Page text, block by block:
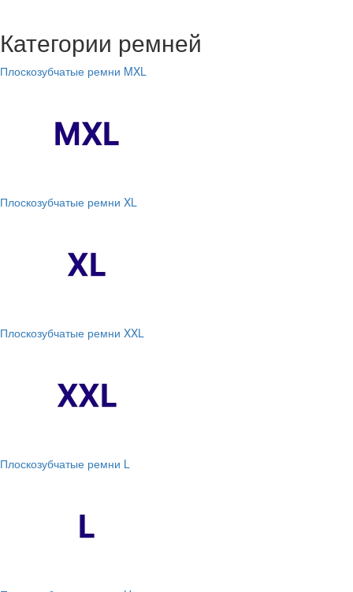
Категории ремней
Плоскозубчатые ремни MXL
Плоскозубчатые ремни XL
Плоскозубчатые ремни XXL
Плоскозубчатые ремни L